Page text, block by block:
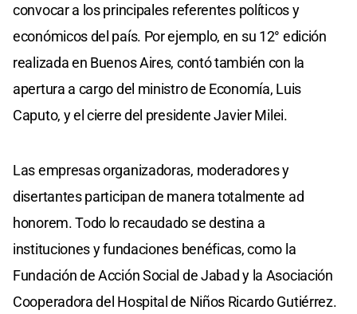
convocar a los principales referentes políticos y
económicos del país. Por ejemplo, en su 12° edición
realizada en Buenos Aires, contó también con la
apertura a cargo del ministro de Economía, Luis
Caputo, y el cierre del presidente Javier Milei.
Las empresas organizadoras, moderadores y
disertantes participan de manera totalmente ad
honorem. Todo lo recaudado se destina a
instituciones y fundaciones benéficas, como la
Fundación de Acción Social de Jabad y la Asociación
Cooperadora del Hospital de Niños Ricardo Gutiérrez.